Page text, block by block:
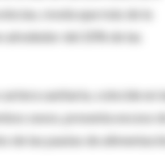
revela que más de la
alrededor del 20% de las
sanitaria, coincide en
sexos, presenta exceso
de las pautas de